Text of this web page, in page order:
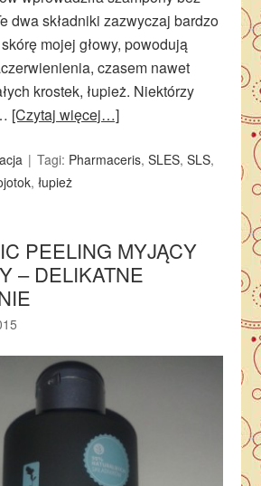
dwa składniki zazwyczaj bardzo
mojej głowy, powodują
czasem nawet
krostek, łupież. Niektórzy
[Czytaj więcej…]
Tagi: Pharmaceris,SLES,SLS,
,łupież
PEELING MYJĄCY
– DELIKATNE